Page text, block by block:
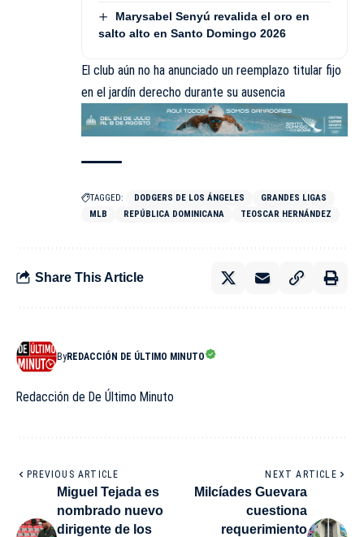
Marysabel Senyú revalida el oro en
salto alto en Santo Domingo 2026
El club aún no ha anunciado un reemplazo titular fijo
en el jardín derecho durante su ausencia
TAGGED: DODGERS DE LOS ÁNGELES
GRANDES LIGAS
MLB
REPÚBLICA DOMINICANA TEOSCAR HERNÁNDEZ
Share This Article
ByREDACCIÓN DE ÚLTIMO MINUTO
Redacción de De Último Minuto
PREVIOUS ARTICLE
Miguel Tejada es
nombrado nuevo
dirigente de los
NEXT ARTICLE
Milcíades Guevara
cuestiona
requerimiento